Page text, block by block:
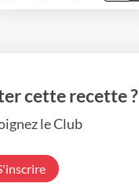
cette recette ?
le Club